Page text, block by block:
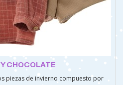
CHOCOLATE
piezas de invierno compuesto por